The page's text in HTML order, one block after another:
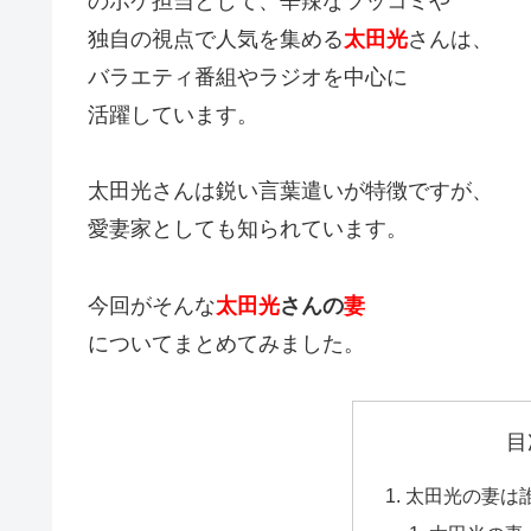
独自の視点で人気を集める太田光さんは、
バラエティ番組やラジオを中心に
活躍しています。
太田光さんは鋭い言葉遣いが特徴ですが、
愛妻家としても知られています。
今回がそんな太田光さんの妻
についてまとめてみました。
太田光の妻は